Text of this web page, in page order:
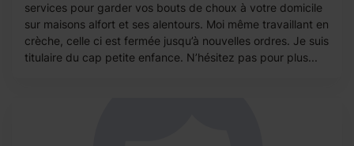
services pour garder vos bouts de choux à votre domicile
sur maisons alfort et ses alentours. Moi même travaillant en
crèche, celle ci est fermée jusqu’à nouvelles ordres. Je suis
titulaire du cap petite enfance. N’hésitez pas pour plus...